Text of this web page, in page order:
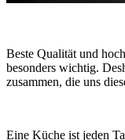
Beste Qualität und
besonders wichtig.
zusammen, die uns
Eine Küche ist jeden